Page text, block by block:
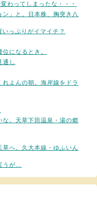
わってしまったな・・・
ン」と。日本株、胸突き八
っぷりがイマイチ？
になるとき。
通し
よんの朝。海岸線をドラ
。天草下田温泉・湯の郷
へ。久大本線・ゆふいん
うが…